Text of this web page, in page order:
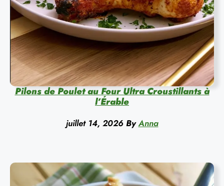
Pilons de Poulet au Four Ultra Croustillants à
l’Érable
juillet 14, 2026 By Anna